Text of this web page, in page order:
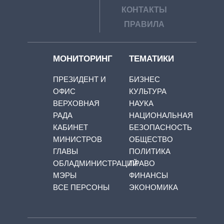
КОНТАКТЫ
ПРАВИЛА
МОНИТОРИНГ
ПРЕЗИДЕНТ И
ОФИС
ВЕРХОВНАЯ
РАДА
КАБИНЕТ
МИНИСТРОВ
ГЛАВЫ
ОБЛАДМИНИСТРАЦИЙ
МЭРЫ
ВСЕ ПЕРСОНЫ
ТЕМАТИКИ
БИЗНЕС
КУЛЬТУРА
НАУКА
НАЦИОНАЛЬНАЯ
БЕЗОПАСНОСТЬ
ОБЩЕСТВО
ПОЛИТИКА
ПРАВО
ФИНАНСЫ
ЭКОНОМИКА